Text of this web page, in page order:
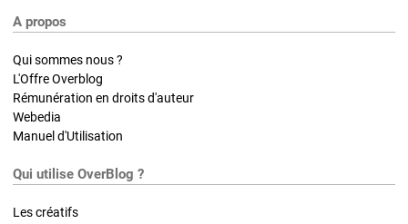
A propos
Qui sommes nous ?
L'Offre Overblog
Rémunération en droits d'auteur
Webedia
Manuel d'Utilisation
Qui utilise OverBlog ?
Les créatifs